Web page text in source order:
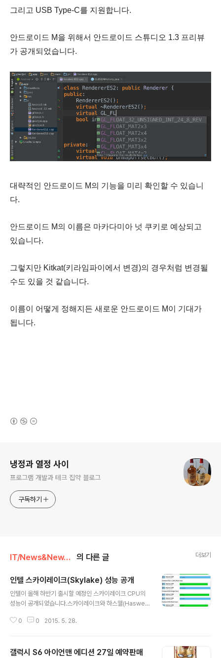
그리고 USB Type-C를 지원합니다.
안드로이드 M을 위해서 안드로이드 스튜디오 1.3 프리뷰
가 공개되었습니다.
대략적인 안드로이드 M의 기능을 미리 확인할 수 있습니
다.
안드로이드 M의 이름은 마카다미아 넛 쿠키로 예상되고
있습니다.
그렇지만 Kitkat(키라임파이에서 변경)의 경우처럼 변경될
수도 있을 것 같습니다.
이름이 어떻게 정해지든 새로운 안드로이드 M이 기대가
됩니다.
냉정과 열정 사이
프로그램 개발과 테크 집약 블로그
구독하기
IT/News&NewThings 의 다른 글 더보기
인텔 스카이레이크(Skylake) 성능 공개
인텔이 올해 하반기 출시할 예정인 스카이레이크 CPU의
성능이 공개되었습니다.스카이레이크와 하스웰(Haswell)
K와 하스웰 i7-4790K를 비교했습니다.시네벤치 벤치마
이가 납니다.긱벤치의 결과 역시 최대 8% 차이입니다.결
0 0 2015. 5. 28.
갤럭시 S6 아이언맨 에디션 27일 예약판매